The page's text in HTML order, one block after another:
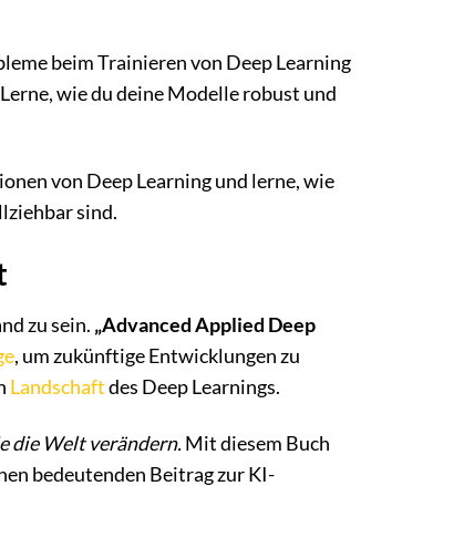
beim Trainieren von Deep Learning
wie du deine Modelle robust und
von Deep Learning und lerne, wie
sind.
zu sein. „Advanced Applied Deep
, um zukünftige Entwicklungen zu
Landschaftdes Deep Learnings.
die Welt verändern.Mit diesem Buch
bedeutenden Beitrag zur KI-